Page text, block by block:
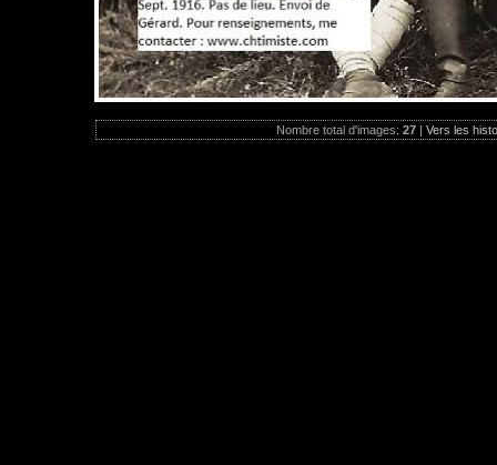
Nombre total d'images: 27 | Vers les